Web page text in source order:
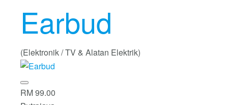
Earbud
(Elektronik / TV & Alatan Elektrik)
RM 99.00